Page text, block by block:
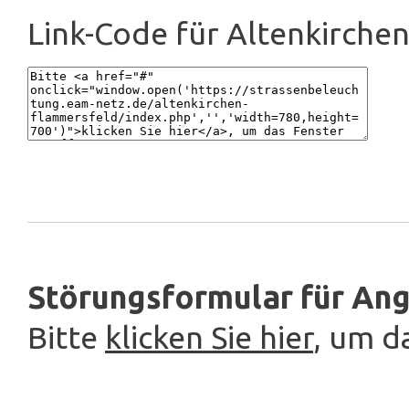
Link-Code für
Störungsformular für
Bitte klicken Sie hier, um